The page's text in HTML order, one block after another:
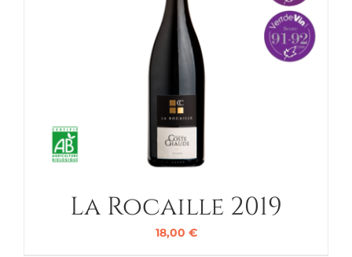
La Rocaille 2019
18,00 €